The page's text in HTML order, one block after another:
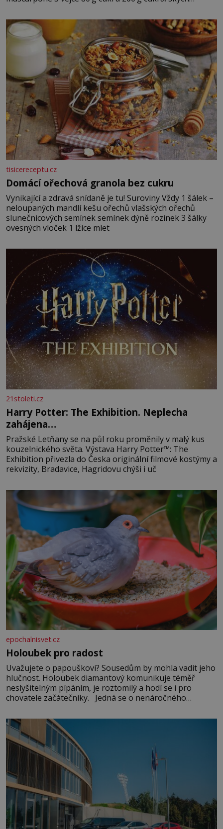
posypání Postup: Oddělte žloutky od bílků. Žloutky
vyšlehejte s cukrem do světlé pěny a postupně do nich
vmíchejte mascarpone, aby vznikl hladký
tisicereceptu.cz
Domácí ořechová granola bez cukru
Vynikající a zdravá snídaně je tu! Suroviny Vždy 1 šálek –
neloupaných mandlí kešu ořechů vlašských ořechů
slunečnicových semínek semínek dýně rozinek 3 šálky
ovesných vloček 1 lžíce mlet
21stoleti.cz
Harry Potter: The Exhibition. Neplecha
zahájena…
Pražské Letňany se na půl roku proměnily v malý kus
kouzelnického světa. Výstava Harry Potter™: The
Exhibition přivezla do Česka originální filmové kostýmy a
rekvizity, Bradavice, Hagridovu chýši i uč
epochalnisvet.cz
Holoubek pro radost
Uvažujete o papouškovi? Sousedům by mohla vadit jeho
hlučnost. Holoubek diamantový komunikuje téměř
neslyšitelným pípáním, je roztomilý a hodí se i pro
chovatele začátečníky. Jedná se o nenáročného
času tráví na zemi, kde sbírá zbytky semínek Jeho
domovinou je prakticky celá Austrálie s výjimkou
pobřežní oblasti.